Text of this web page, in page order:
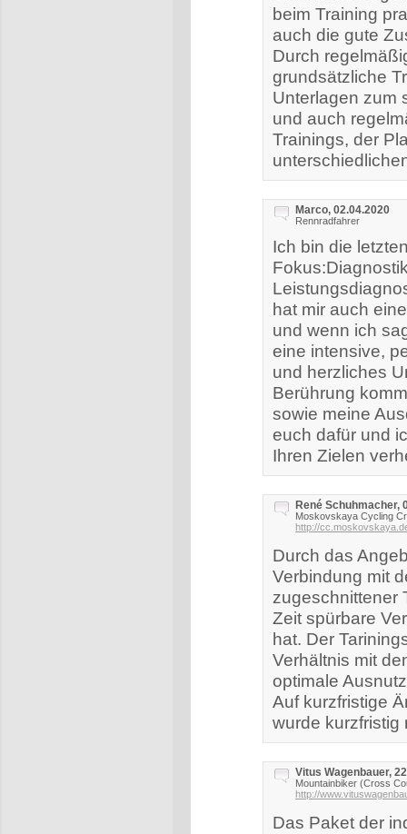
beim Training
auch die gute
Durch
grundsätzliche
Unterlagen zum
und auch
Trainings, der
Marco, 02.04.2020
Rennradfahrer
Ich bin die
hat mir auch
und wenn ich
eine intensive,
und herzliches
Berührung
sowie meine
euch dafür und
Ihren Zielen
René Schuhmacher,
Moskovskaya Cycling
http://
Durch das
Verbindung mit
zugeschnittener
Zeit spürbare
hat. Der
Verhältnis mit
optimale
Auf kurzfristige
wurde kurzfristig
Vitus Wagenbauer,
Mountainbiker (Cross
http://
Das Paket der